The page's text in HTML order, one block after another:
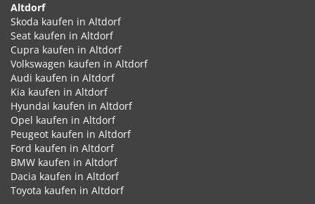
Altdorf
Skoda kaufen in Altdorf
Seat kaufen in Altdorf
Cupra kaufen in Altdorf
Volkswagen kaufen in Altdorf
Audi kaufen in Altdorf
Kia kaufen in Altdorf
Hyundai kaufen in Altdorf
Opel kaufen in Altdorf
Peugeot kaufen in Altdorf
Ford kaufen in Altdorf
BMW kaufen in Altdorf
Dacia kaufen in Altdorf
Toyota kaufen in Altdorf